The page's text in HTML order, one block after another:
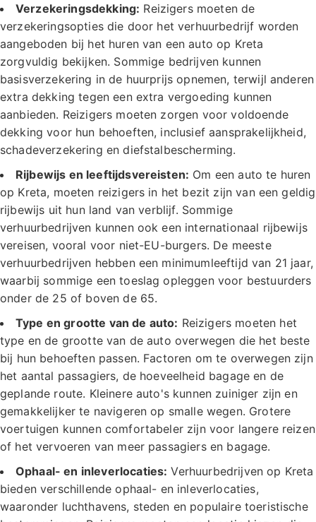
Verzekeringsdekking: Reizigers moeten de
verzekeringsopties die door het verhuurbedrijf worden
aangeboden bij het huren van een auto op Kreta
zorgvuldig bekijken. Sommige bedrijven kunnen
basisverzekering in de huurprijs opnemen, terwijl anderen
extra dekking tegen een extra vergoeding kunnen
aanbieden. Reizigers moeten zorgen voor voldoende
dekking voor hun behoeften, inclusief aansprakelijkheid,
schadeverzekering en diefstalbescherming.
Rijbewijs en leeftijdsvereisten: Om een auto te huren
op Kreta, moeten reizigers in het bezit zijn van een geldig
rijbewijs uit hun land van verblijf. Sommige
verhuurbedrijven kunnen ook een internationaal rijbewijs
vereisen, vooral voor niet-EU-burgers. De meeste
verhuurbedrijven hebben een minimumleeftijd van 21 jaar,
waarbij sommige een toeslag opleggen voor bestuurders
onder de 25 of boven de 65.
Type en grootte van de auto: Reizigers moeten het
type en de grootte van de auto overwegen die het beste
bij hun behoeften passen. Factoren om te overwegen zijn
het aantal passagiers, de hoeveelheid bagage en de
geplande route. Kleinere auto's kunnen zuiniger zijn en
gemakkelijker te navigeren op smalle wegen. Grotere
voertuigen kunnen comfortabeler zijn voor langere reizen
of het vervoeren van meer passagiers en bagage.
Ophaal- en inleverlocaties: Verhuurbedrijven op Kreta
bieden verschillende ophaal- en inleverlocaties,
waaronder luchthavens, steden en populaire toeristische